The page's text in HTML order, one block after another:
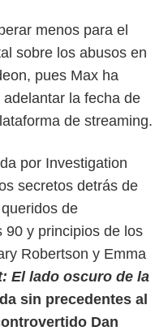
menos para el
sobre los abusos en
pues Max ha
la fecha de
de streaming.
por Investigation
secretos detrás de
de
90 y principios de los
Robertson y Emma
El lado oscuro de la
sin precedentes al
Dan